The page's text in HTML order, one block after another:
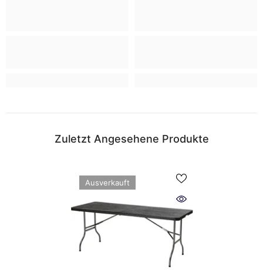
Zuletzt Angesehene Produkte
Ausverkauft